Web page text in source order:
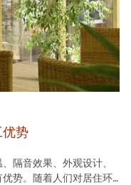
势
隔音效果、外观设计、
势。随着人们对居住环